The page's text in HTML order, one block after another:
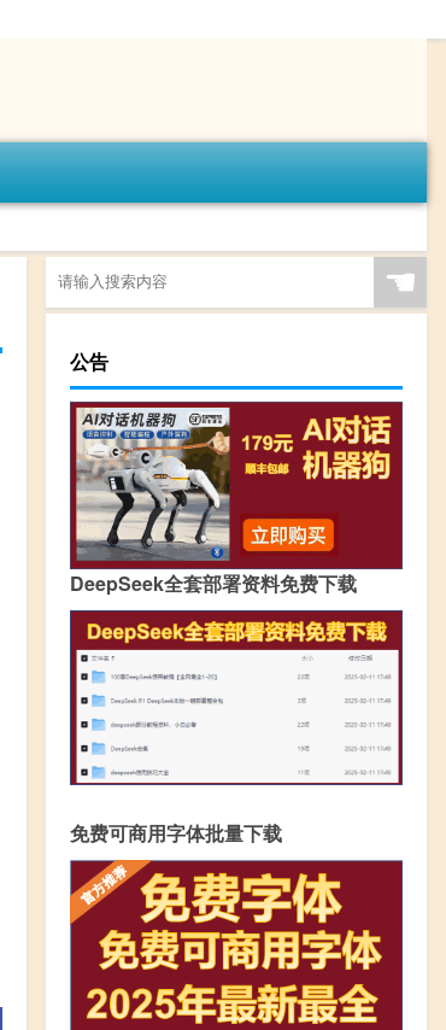
☚
公告
DeepSeek全套部署资料免费下载
免费可商用字体批量下载